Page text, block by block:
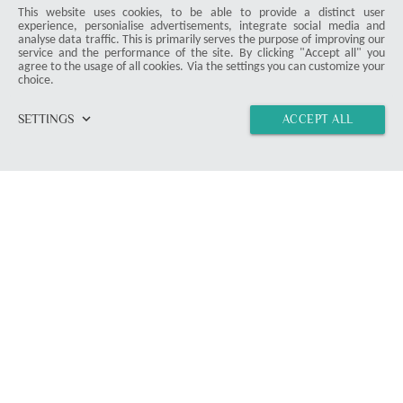
This website uses cookies, to be able to provide a distinct user
experience, personialise advertisements, integrate social media and
analyse data traffic. This is primarily serves the purpose of improving our
service and the performance of the site. By clicking "Accept all" you
agree to the usage of all cookies. Via the settings you can customize your
choice.
SETTINGS keyboard_arrow_down ACCEPT ALL